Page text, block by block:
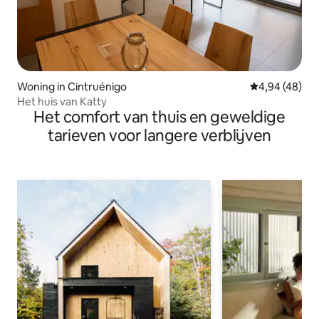
Woning in Cintruénigo Gemiddelde
4,94 (48)
Het huis van Katty
Het comfort van thuis en geweldige
tarieven voor langere verblijven